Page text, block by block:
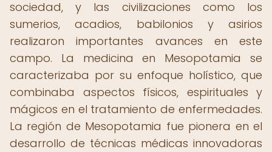
sociedad, y las civilizaciones como los
sumerios, acadios, babilonios y asirios
realizaron importantes avances en este
campo. La medicina en Mesopotamia se
caracterizaba por su enfoque holístico, que
combinaba aspectos físicos, espirituales y
mágicos en el tratamiento de enfermedades.
La región de Mesopotamia fue pionera en el
desarrollo de técnicas médicas innovadoras